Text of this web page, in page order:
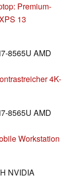
Premium-
13
8565U AMD
4K-
8565U AMD
Workstation
NVIDIA